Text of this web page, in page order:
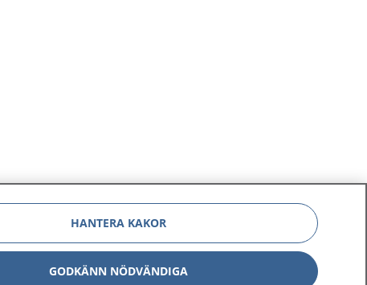
HANTERA KAKOR
GODKÄNN NÖDVÄNDIGA